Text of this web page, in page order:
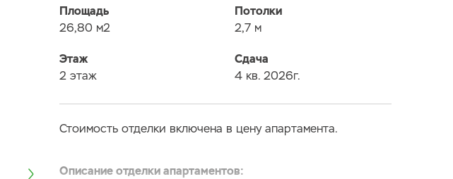
Площадь
26,80 м2
Потолки
2,7 м
Этаж
2 этаж
Сдача
4 кв. 2026г.
Стоимость отделки включена в цену апартамента.
Описание отделки апартаментов: